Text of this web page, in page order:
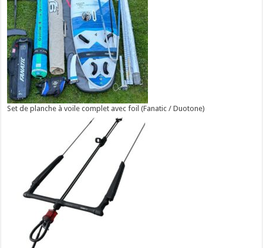
Set de planche à voile complet avec foil (Fanatic / Duotone)